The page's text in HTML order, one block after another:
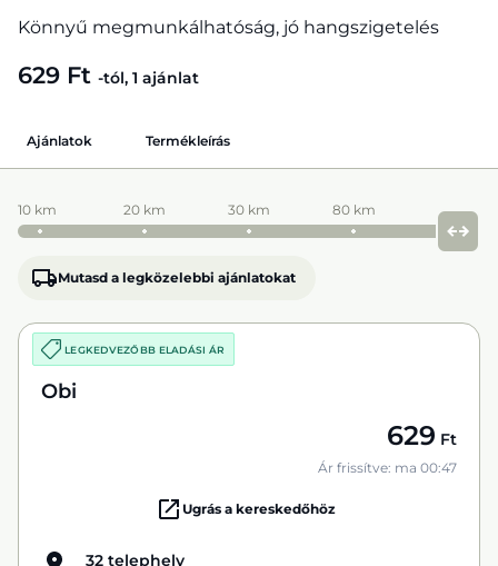
Könnyű megmunkálhatóság, jó hangszigetelés
629 Ft -tól, 1 ajánlat
Ajánlatok Termékleírás
10 km 20 km 30 km 80 km
Mutasd a legközelebbi ajánlatokat
LEGKEDVEZŐBB ELADÁSI ÁR
Obi
629 Ft
Ár frissítve: ma 00:47
Ugrás a kereskedőhöz
32 telephely